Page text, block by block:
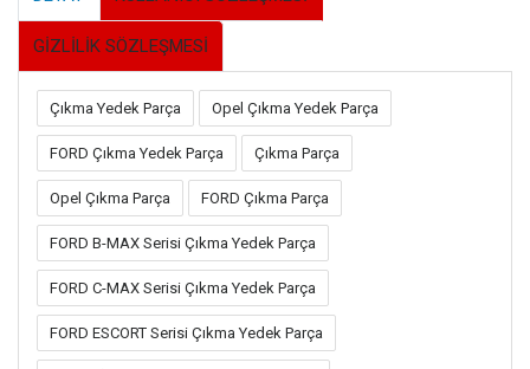
GİZLİLİK SÖZLEŞMESİ
Çıkma Yedek Parça Opel Çıkma Yedek Parça
FORD Çıkma Yedek Parça Çıkma Parça
Opel Çıkma Parça FORD Çıkma Parça
FORD B-MAX Serisi Çıkma Yedek Parça
FORD C-MAX Serisi Çıkma Yedek Parça
FORD ESCORT Serisi Çıkma Yedek Parça